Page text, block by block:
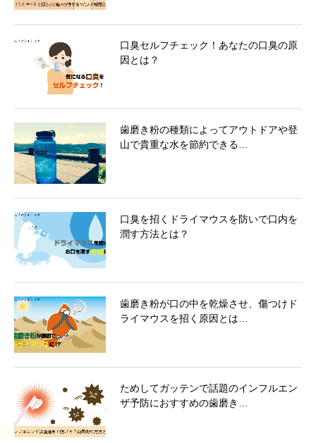
口臭セルフチェック！あなたの口臭の原
因とは？
歯磨き粉の種類によってアウトドアや登
山で貴重な水を節約できる…
口臭を招くドライマウスを防いで口内を
潤す方法とは？
歯磨き粉が口の中を乾燥させ、傷つけド
ライマウスを招く原因とは…
ためしてガッテンで話題のインフルエン
ザ予防におすすめの歯磨き…